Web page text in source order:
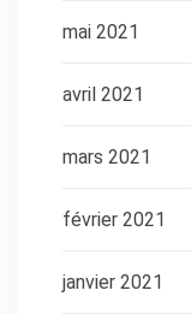
mai 2021
avril 2021
mars 2021
février 2021
janvier 2021